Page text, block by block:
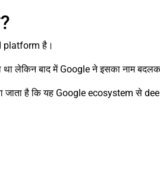
platform है।
था लेकिन बाद में Google ने इसका नाम
जाता है कि यह Google ecosystem से